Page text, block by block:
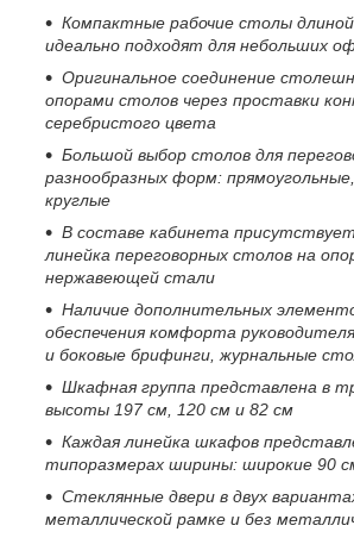
Компактные рабочие столы
идеально подходят для небольших
Оригинальное соединение
опорами столов через проставки
серебристого цвета
Большой выбор столов для
разнообразных форм:
круглые
В составе кабинета
линейка переговорных столов на
нержавеющей стали
Наличие дополнительных
обеспечения комфорта
и боковые брифинги, журнальные
Шкафная группа представлена в
высоты 197 см, 120 см и 82 см
Каждая линейка шкафов
типоразмерах ширины: широкие 90
Стеклянные двери в двух
металлической рамке и без